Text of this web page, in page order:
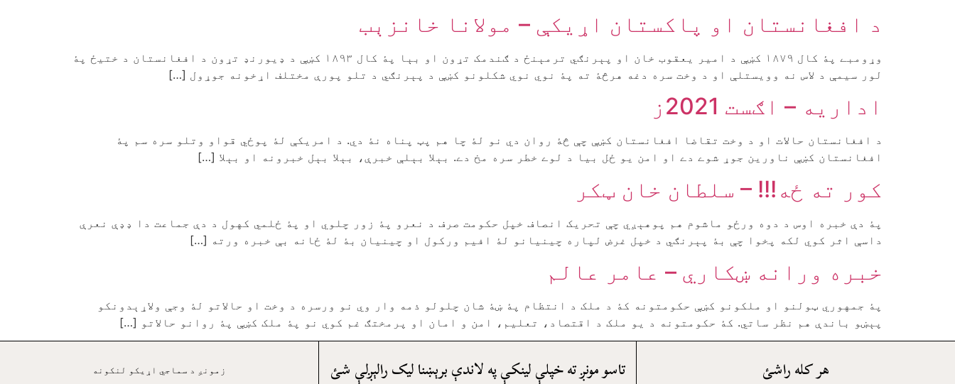
د افغانستان او پاکستان اړيکې – مولانا خانزېب
وړومبے پۀ کال ۱۸۷۹ کښې د امير يعقوب خان او پېرنګي ترمېنځ د ګندمک تړون او بېا پۀ کال ۱۸۹۳ کښې د ډيورنډ تړون د افغانستان د ختیځ پۀ
لور سيمې د لاس نه وويستلې او د وخت سره دغه هرڅۀ ته پۀ نوي نوي شکلونو کښې د پېرنګي د تلو پورې مختلف اړخونه جوړول […]
اداريه – اګست 2021ز
د افغانستان حالات او د وخت تقاضا افغانستان کښې چې څۀ روان دي نو لۀ چا هم پټ پناه نۀ دي. د امريکې لۀ پوځي قواو وتلو سره سم پۀ
افغانستان کښې ناورين جوړ شوے دے او امن يو ځل بيا د لوے خطر سره مخ دے. بېلا بېلې خبرې، بېلا بېل خبرونه او بېلا […]
کور ته ځه!!! – سلطان خان ټکر
پۀ دې خبره اوس د دوه ورځو ماشوم هم پوهېږي چې تحريک انصاف خپل حکومت صرف د نعرو پۀ زور چلوي او پۀ ځلمي کهول د دې جماعت دا ډډې نعرې
داسې اثر کوي لکه پخوا چې بۀ پېرنګي د خپل غرض لپاره چينيانو لۀ افيم ورکول او چينيان بۀ لۀ ځانه بې خبره ورته […]
خبره ورانه ښکاري – عامر عالم
پۀ جمهوري ټولنو او ملکونو کښې حکومتونه کۀ د ملک د انتظام پۀ ښۀ شان چلولو ذمه وار وي نو ورسره د وخت او حالاتو لۀ وجې ولاړېدونکو
پېښو باندې هم نظر ساتي. کۀ حکومتونه د يو ملک د اقتصاد، تعليم، امن و امان او پرمختګ غم کوي نو پۀ ملک کښې پۀ روانو حالاتو […]
هر کله راشئ تاسو مونږ ته خپلې لينکې په لاندې برېښنا ليک رالېږلې شئ زمونږ د سماجي اړيکو لنکونه